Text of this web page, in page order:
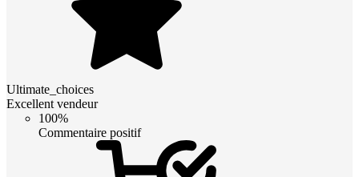
Ultimate_choices
Excellent vendeur
100%
Commentaire positif